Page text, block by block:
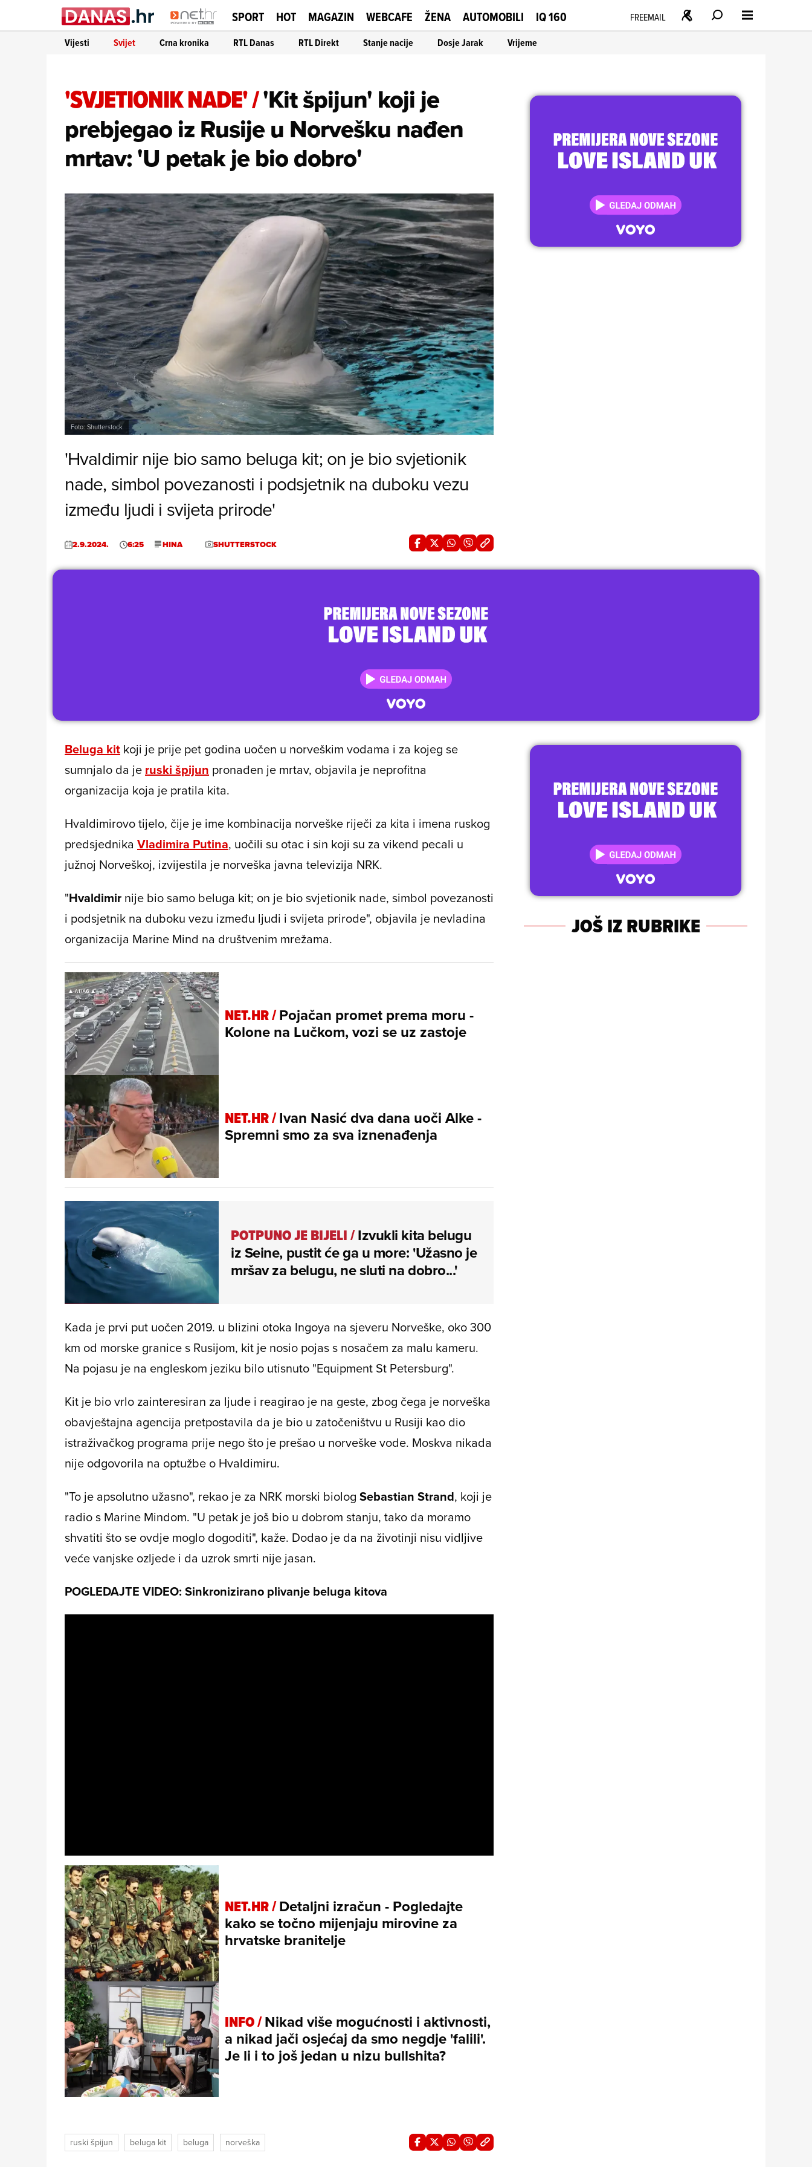
SPORT HOT MAGAZIN WEBCAFE ŽENA AUTOMOBILI IQ 160 FREEMAIL
Vijesti Svijet Crna kronika RTL Danas RTL Direkt Stanje nacije Dosje Jarak Vrijeme
'SVJETIONIK NADE'/'Kit špijun' koji je
prebjegao iz Rusije u Norvešku nađen
mrtav: 'U petak je bio dobro'
Foto: Shutterstock
'Hvaldimir nije bio samo beluga kit; on je bio svjetionik
nade, simbol povezanosti i podsjetnik na duboku vezu
između ljudi i svijeta prirode'
2.9.2024. 6:25 HINA SHUTTERSTOCK
Beluga kit koji je prije pet godina uočen u norveškim vodama i za kojeg se
sumnjalo da je ruski špijun pronađen je mrtav, objavila je neprofitna
organizacija koja je pratila kita.
Hvaldimirovo tijelo, čije je ime kombinacija norveške riječi za kita i imena ruskog
predsjednika Vladimira Putina, uočili su otac i sin koji su za vikend pecali u
južnoj Norveškoj, izvijestila je norveška javna televizija NRK.
"Hvaldimir nije bio samo beluga kit; on je bio svjetionik nade, simbol povezanosti
i podsjetnik na duboku vezu između ljudi i svijeta prirode", objavila je nevladina
organizacija Marine Mind na društvenim mrežama.
NET.HR /Pojačan promet prema moru -
Kolone na Lučkom, vozi se uz zastoje
NET.HR /Ivan Nasić dva dana uoči Alke -
Spremni smo za sva iznenađenja
POTPUNO JE BIJELI/Izvukli kita belugu
iz Seine, pustit će ga u more: 'Užasno je
mršav za belugu, ne sluti na dobro...'
Kada je prvi put uočen 2019. u blizini otoka Ingoya na sjeveru Norveške, oko 300
km od morske granice s Rusijom, kit je nosio pojas s nosačem za malu kameru.
Na pojasu je na engleskom jeziku bilo utisnuto "Equipment St Petersburg".
Kit je bio vrlo zainteresiran za ljude i reagirao je na geste, zbog čega je norveška
obavještajna agencija pretpostavila da je bio u zatočeništvu u Rusiji kao dio
istraživačkog programa prije nego što je prešao u norveške vode. Moskva nikada
nije odgovorila na optužbe o Hvaldimiru.
"To je apsolutno užasno", rekao je za NRK morski biolog Sebastian Strand, koji je
radio s Marine Mindom. "U petak je još bio u dobrom stanju, tako da moramo
shvatiti što se ovdje moglo dogoditi", kaže. Dodao je da na životinji nisu vidljive
veće vanjske ozljede i da uzrok smrti nije jasan.
POGLEDAJTE VIDEO: Sinkronizirano plivanje beluga kitova
NET.HR /Detaljni izračun - Pogledajte
kako se točno mijenjaju mirovine za
hrvatske branitelje
INFO /Nikad više mogućnosti i aktivnosti,
a nikad jači osjećaj da smo negdje 'falili'.
Je li i to još jedan u nizu bullshita?
ruski špijun beluga kit beluga norveška
JOŠ IZ RUBRIKE